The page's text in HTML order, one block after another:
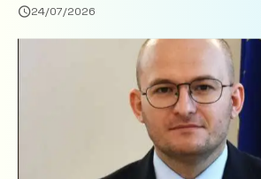
24/07/2026